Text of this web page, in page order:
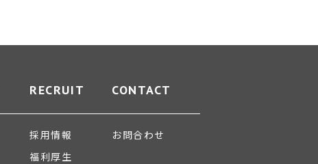
RECRUIT
採用情報
福利厚生
CONTACT
お問合わせ